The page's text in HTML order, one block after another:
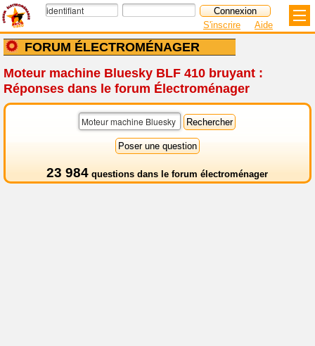
FORUM ÉLECTROMÉNAGER
S'inscrire Aide
Moteur machine Bluesky BLF 410 bruyant :
Réponses dans le forum Électroménager
23 984 questions dans le forum électroménager